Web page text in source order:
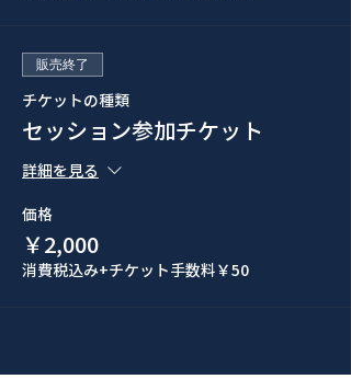
販売終了
チケットの種類
セッション参加チケット
詳細を見る
価格
￥2,000
消費税込み+チケット手数料￥50